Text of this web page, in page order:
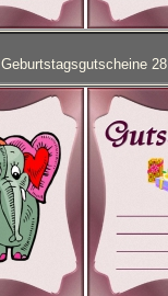
Geburtstagsgutscheine 28